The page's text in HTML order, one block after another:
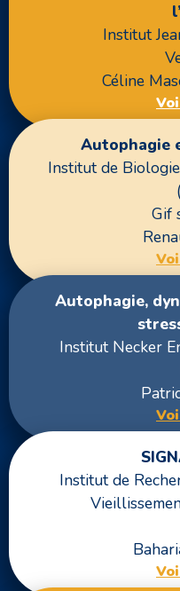
Institut
Céline
Autophagie
Institut de
Gif
Autophagie,
Institut Necker
Institut de